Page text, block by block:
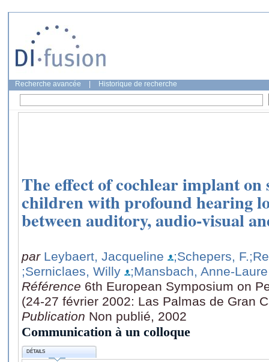
Recherche avancée Historique de recherche
The effect of cochlear implant on
children with profound hearing
between auditory, audio-visual
par Leybaert, Jacqueline ;Schepers, F.
;Serniclaes, Willy
;Mansbach, Anne-Laure
Référence 6th European Symposium on
(24-27 février 2002: Las Palmas de Gran
Publication Non publié, 2002
Communication à un colloque
DÉTAILS